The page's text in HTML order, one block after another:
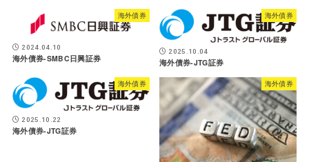
海外債券
2024.04.10
海外債券-SMBC日興証券
海外債券
2025.10.04
海外債券-JTG証券
海外債券
2025.10.22
海外債券-JTG証券
海外債券